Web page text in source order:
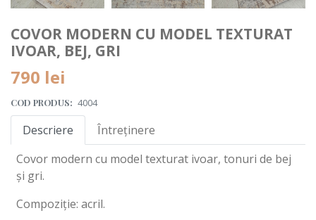
COVOR MODERN CU MODEL TEXTURAT
IVOAR, BEJ, GRI
790 lei
COD PRODUS: 4004
Descriere
Întreținere
Covor modern cu model texturat ivoar, tonuri de bej
și gri.
Compoziție: acril.